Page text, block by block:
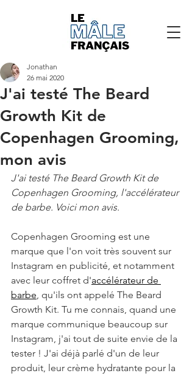
J'ai testé The Beard
Growth Kit de
Copenhagen Grooming,
mon avis
Jonathan
26 mai 2020
J'ai testé The Beard Growth Kit de
Copenhagen Grooming, l'accélérateur
de barbe. Voici mon avis.
Copenhagen Grooming est une
marque que l'on voit très souvent sur
Instagram en publicité, et notamment
avec leur coffret d'accélérateur de
barbe, qu'ils ont appelé The Beard
Growth Kit. Tu me connais, quand une
marque communique beaucoup sur
Instagram, j'ai tout de suite envie de la
tester ! J'ai déjà parlé d'un de leur
produit, leur crème hydratante pour la